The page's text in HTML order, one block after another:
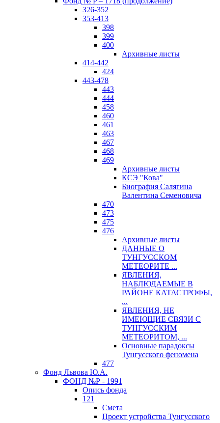
326-352
353-413
398
399
400
Архивные листы
414-442
424
443-478
443
444
458
460
461
463
467
468
469
Архивные листы
КСЭ "Кова"
Биография Салягина
Валентина Семеновича
470
473
475
476
Архивные листы
ДАННЫЕ О
ТУНГУССКОМ
МЕТЕОРИТЕ ...
ЯВЛЕНИЯ,
НАБЛЮДАЕМЫЕ В
РАЙОНЕ КАТАСТРОФЫ,
...
ЯВЛЕНИЯ, НЕ
ИМЕЮЩИЕ СВЯЗИ С
ТУНГУССКИМ
МЕТЕОРИТОМ, ...
Основные парадоксы
Тунгусского феномена
477
Фонд Львова Ю.А.
ФОНД №Р - 1991
Опись фонда
121
Смета
Проект устройства Тунгусского